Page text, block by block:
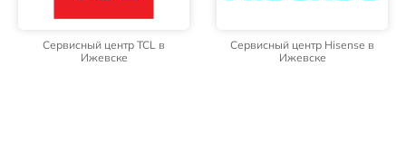
Сервисный центр TCL в
Ижевске
Сервисный центр Hisense в
Ижевске